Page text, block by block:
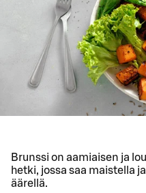
Brunssi on aamiaisen ja
hetki, jossa saa maistella
äärellä.